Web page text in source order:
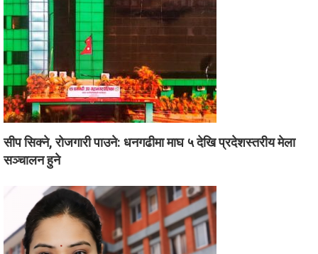
सीप सिक्ने, रोजगारी पाउने: धनगढीमा माघ ५ देखि प्रदेशस्तरीय मेला
सञ्चालन हुने